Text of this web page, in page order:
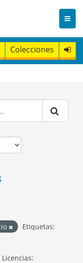
Colecciones
Etiquetas:
Licencias: